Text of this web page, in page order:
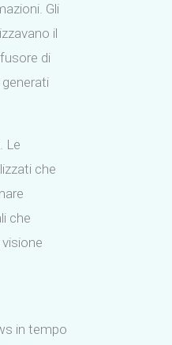
Gli
il
di
Le
che
che
in tempo